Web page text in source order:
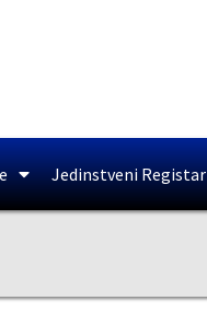
Jedinstveni Registar